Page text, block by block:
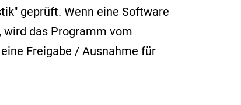
geprüft. Wenn eine Software
wird das Programm vom
Freigabe / Ausnahme für